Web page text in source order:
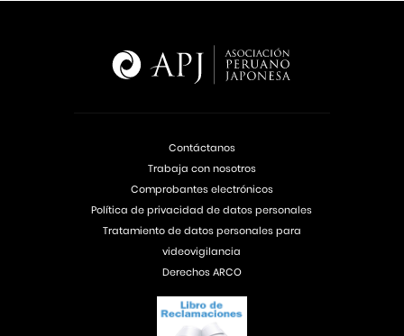
Contáctanos
Trabaja con nosotros
Comprobantes electrónicos
Política de privacidad de datos personales
Tratamiento de datos personales para
videovigilancia
Derechos ARCO